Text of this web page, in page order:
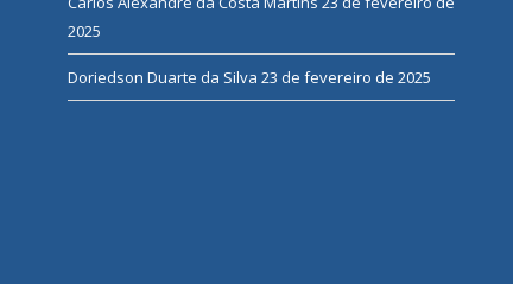
2025
Doriedson Duarte da Silva 23 de fevereiro de 2025